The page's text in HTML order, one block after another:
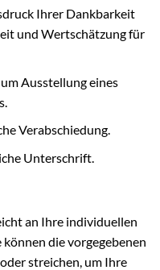
Ihrer Dankbarkeit
und Wertschätzung für
Ausstellung eines
Verabschiedung.
Unterschrift.
an Ihre individuellen
können die vorgegebenen
streichen, um Ihre